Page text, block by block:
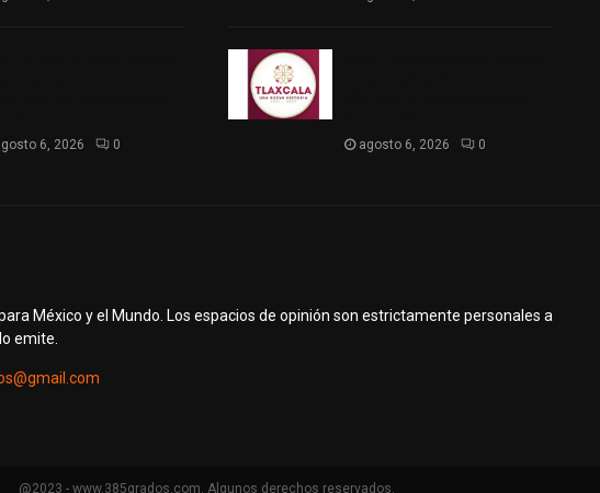
6, 2026 0 agosto 6, 2026 0
México y el Mundo. Los espacios de opinión son estrictamente personales a
emite.
@2023 - www.385grados.com. Algunos derechos reservados.